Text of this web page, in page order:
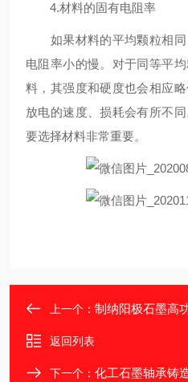
4.材料的固有电阻率
如果材料的平均颗粒相同
电阻率小的慢。对于同等平
料，其强度和硬度也会相应
放电的速度、损耗会有所不
要选择材料非常重要。
上一个： 制纳阳极石墨高
返回列表
下一个： 化工石墨轴承铸